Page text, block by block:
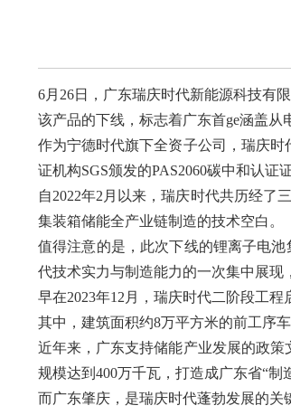
6月26日，广东瑞庆时代新能源科技有
该产品的下线，标志着广东首ge涵盖从
作为宁德时代旗下全资子公司，瑞庆
证机构SGS颁发的PAS2060碳中和认证
自2022年2月以来，瑞庆时代共历经了
集装箱储能全产业链制造的技术空白。
值得注意的是，此次下线的锂离子电
代技术实力与制造能力的一次集中展现
早在2023年12月，瑞庆时代二阶段工程
其中，建筑面积约8万平方米的前工序
近年来，广东支持储能产业发展的政
规模达到400万千瓦，打造成广东省“制
而广东肇庆，是瑞庆时代蓬勃发展的关